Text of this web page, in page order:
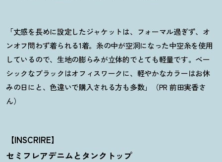
「丈感を長めに設定したジャケットは、フォーマル過ぎず、オ
ンオフ問わず着られる1着。糸の中が空洞になった中空糸を使用
しているので、生地の膨らみが立体的でとても軽量です。ベー
シックなブラックはオフィスワークに、軽やかなカラーはお休
みの日にと、色違いで購入される方も多数」（PR 前田実香さ
ん）
【INSCRIRE】
セミフレアデニムとタンクトップ